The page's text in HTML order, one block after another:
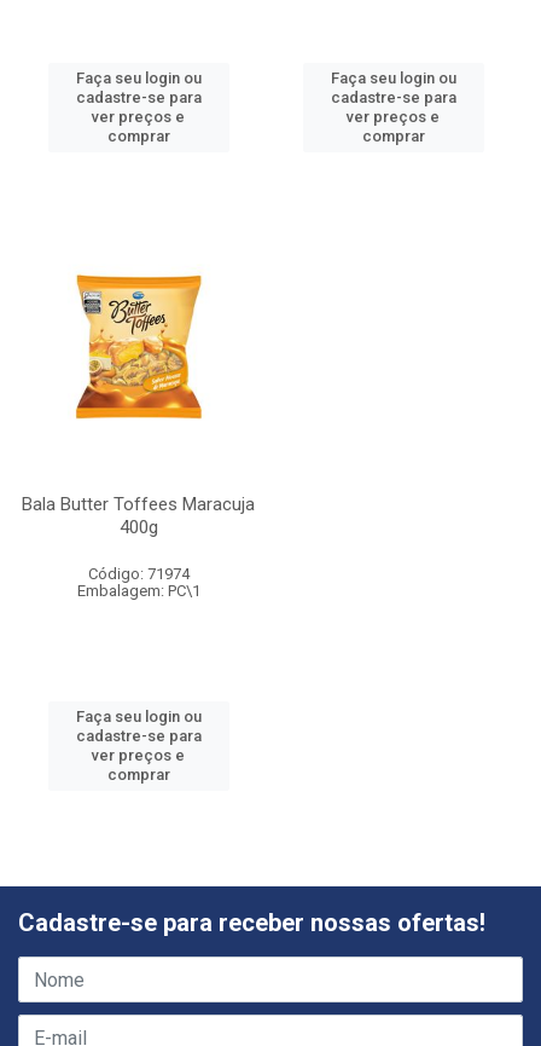
Faça seu login ou
cadastre-se para
ver preços e
comprar
Faça seu login ou
cadastre-se para
ver preços e
comprar
Bala Butter Toffees Maracuja
400g
Código: 71974
Embalagem: PC\1
Faça seu login ou
cadastre-se para
ver preços e
comprar
Cadastre-se para receber nossas ofertas!